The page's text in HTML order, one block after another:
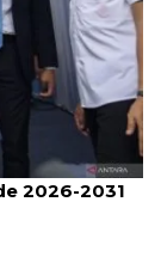
2026-2031